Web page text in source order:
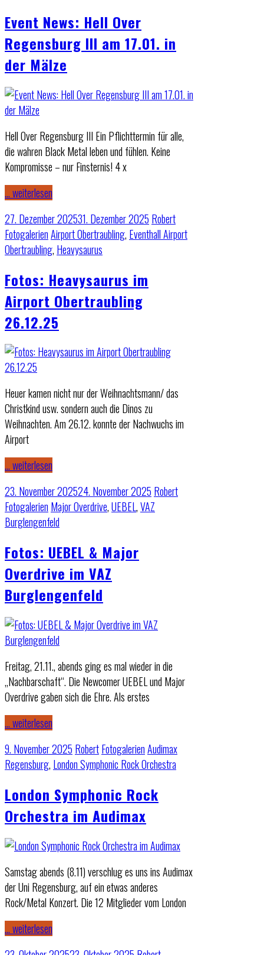
Event News: Hell Over
Regensburg III am 17.01. in
der Mälze
Hell Over Regensburg III Ein Pflichttermin für alle,
die wahren Black Metal leben und fühlen. Keine
Kompromisse – nur Finsternis! 4 x
… weiterlesen
27. Dezember 202531. Dezember 2025 Robert
FotogalerienAirport Obertraubling, Eventhall Airport
Obertraubling, Heavysaurus
Fotos: Heavysaurus im
Airport Obertraubling
26.12.25
Heuer kamen nicht nur der Weihnachtsmann/ das
Christkind usw. sondern auch die Dinos zu
Weihnachten. Am 26.12. konnte der Nachwuchs im
Airport
… weiterlesen
23. November 202524. November 2025 Robert
Fotogalerien Major Overdrive,UEBEL,VAZ
Burglengenfeld
Fotos: UEBEL & Major
Overdrive im VAZ
Burglengenfeld
Freitag, 21.11., abends ging es mal wieder in die
„Nachbarschaft“. Die Newcomer UEBEL und Major
Overdrive gaben sich die Ehre. Als erstes
… weiterlesen
9. November 2025 RobertFotogalerienAudimax
Regensburg, London Symphonic Rock Orchestra
London Symphonic Rock
Orchestra im Audimax
Samstag abends (8.11) verschlug es uns ins Audimax
der Uni Regensburg, auf ein etwas anderes
Rock/Metal Konzert. Die 12 Mitglieder vom London
… weiterlesen